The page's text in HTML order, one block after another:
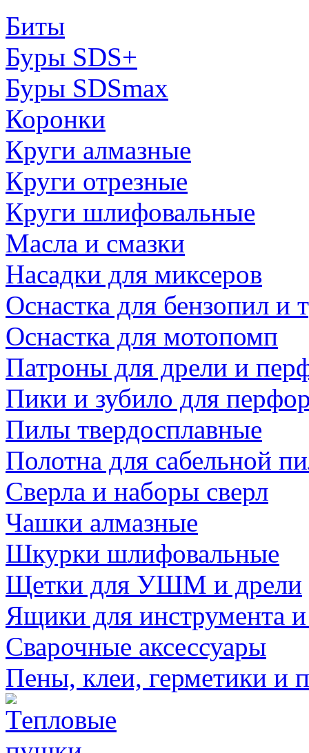
Биты
Буры SDS+
Буры SDSmax
Коронки
Круги алмазные
Круги отрезные
Круги шлифовальные
Масла и смазки
Насадки для миксеров
Оснастка для бензопил и
Оснастка для мотопомп
Патроны для дрели и
Пики и зубило для
Пилы твердосплавные
Полотна для сабельной
Сверла и наборы сверл
Чашки алмазные
Шкурки шлифовальные
Щетки для УШМ и дрели
Ящики для инструмента
Сварочные аксессуары
Пены, клеи, герметики и